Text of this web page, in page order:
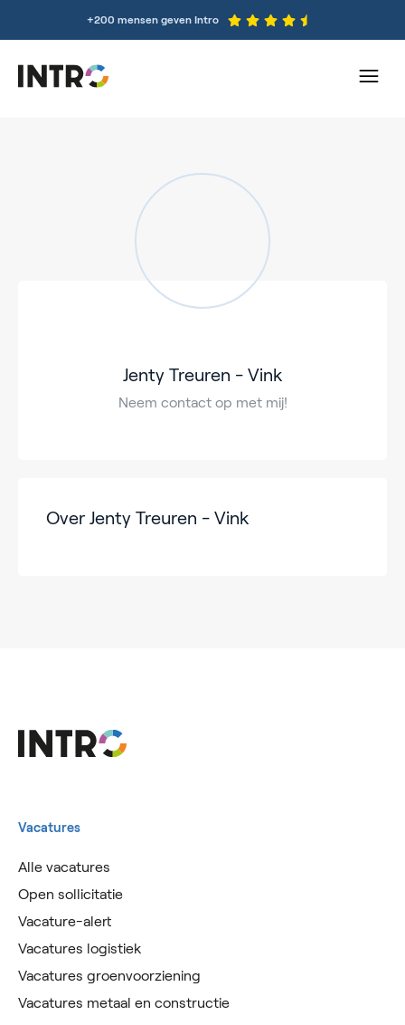
+200 mensen geven Intro
Jenty Treuren - Vink
Neem contact op met mij!
Over Jenty Treuren - Vink
Vacatures
Alle vacatures
Open sollicitatie
Vacature-alert
Vacatures logistiek
Vacatures groenvoorziening
Vacatures metaal en constructie